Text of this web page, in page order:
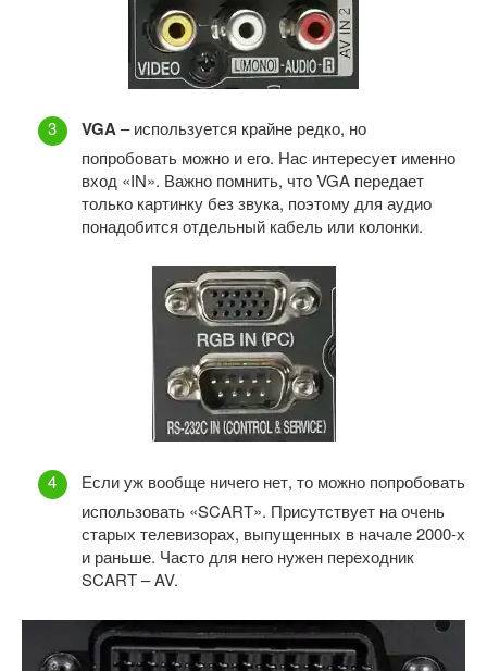
VGA– используется крайне редко, но
попробовать можно и его. Нас интересует именно
вход «IN». Важно помнить, что VGA передает
только картинку без звука, поэтому для аудио
понадобится отдельный кабель или колонки.
Если уж вообще ничего нет, то можно попробовать
использовать «SCART». Присутствует на очень
старых телевизорах, выпущенных в начале 2000-х
и раньше. Часто для него нужен переходник
SCART – AV.